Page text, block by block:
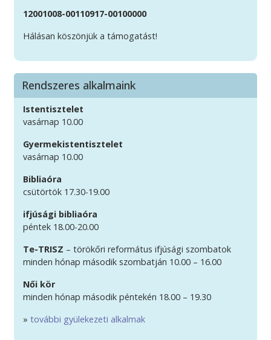
12001008-00110917-00100000
Hálásan köszönjük a támogatást!
Rendszeres alkalmaink
Istentisztelet
vasárnap 10.00
Gyermekistentisztelet
vasárnap 10.00
Bibliaóra
csütörtök 17.30-19.00
ifjúsági bibliaóra
péntek 18.00-20.00
Te-TRISZ – törökőri református ifjúsági szombatok
minden hónap második szombatján 10.00 – 16.00
Női kör
minden hónap második péntekén 18.00 – 19.30
» további gyülekezeti alkalmak